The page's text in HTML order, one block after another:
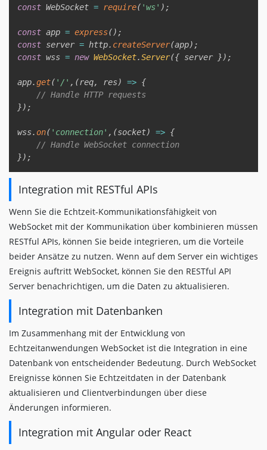
const WebSocket = require( 'ws' ) ;
const app = express() ;
const server = http. createServer(app) ;
const wss = new WebSocket.Server({ server }) ;
app.get( '/' , (req, res) => {
// Handle HTTP requests
}) ;
wss.on( 'connection' , (socket) => {
// Handle WebSocket connection
}) ;
Integration mit RESTful APIs
Wenn Sie die Echtzeit-Kommunikationsfähigkeit von
WebSocket mit der Kommunikation über kombinieren müssen
RESTful APIs, können Sie beide integrieren, um die Vorteile
beider Ansätze zu nutzen. Wenn auf dem Server ein wichtiges
Ereignis auftritt WebSocket, können Sie den RESTful API
Server benachrichtigen, um die Daten zu aktualisieren.
Integration mit Datenbanken
Im Zusammenhang mit der Entwicklung von
Echtzeitanwendungen WebSocket ist die Integration in eine
Datenbank von entscheidender Bedeutung. Durch WebSocket
Ereignisse können Sie Echtzeitdaten in der Datenbank
aktualisieren und Clientverbindungen über diese
Änderungen informieren.
Integration mit Angular oder React